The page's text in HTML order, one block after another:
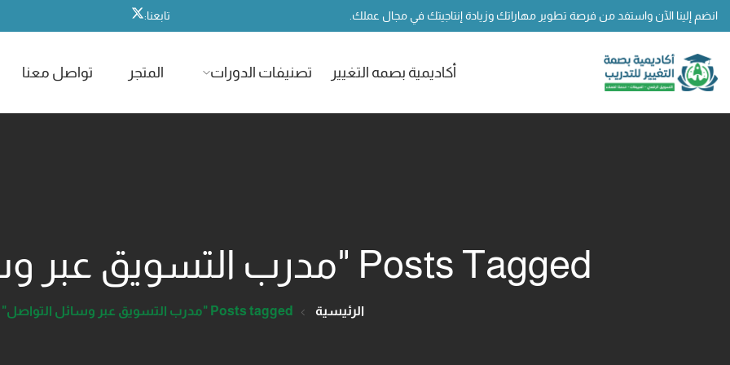
انضم إلينا الآن واستفد من فرصة تطوير مهاراتك وزيادة إنتاجيتك في مجال عملك. تابعنا:
أكاديمية بصمه التغيير تصنيفات الدورات المتجر تواصل معنا
Posts Tagged "مدرب التسويق عبر وسائل التواصل"
الرئيسية Posts tagged "مدرب التسويق عبر وسائل التواصل"